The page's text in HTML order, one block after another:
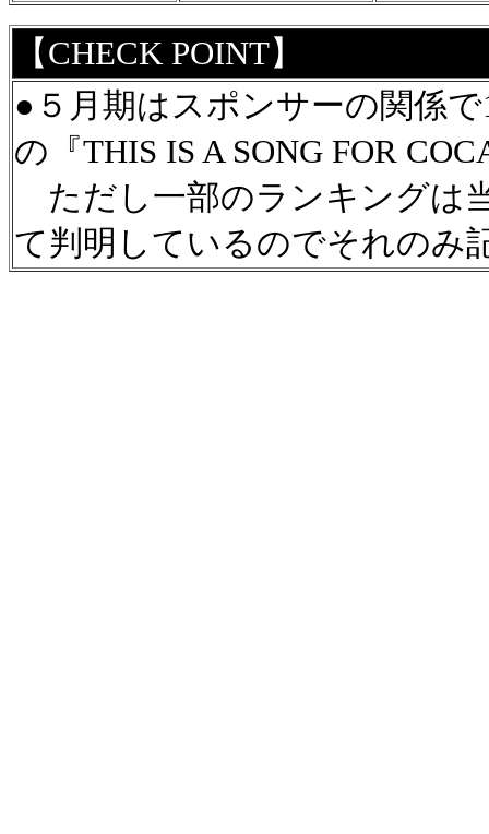
【CHECK POINT】
●５月期はスポンサーの関係
の『THIS IS A SONG FOR
ただし一部のランキングは
て判明しているのでそれのみ